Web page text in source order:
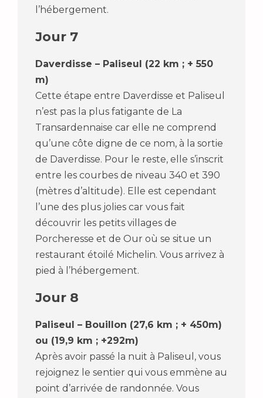
l’hébergement.
Jour 7
Daverdisse – Paliseul (22 km ; + 550
m)
Cette étape entre Daverdisse et Paliseul
n’est pas la plus fatigante de La
Transardennaise car elle ne comprend
qu’une côte digne de ce nom, à la sortie
de Daverdisse. Pour le reste, elle s’inscrit
entre les courbes de niveau 340 et 390
(mètres d’altitude). Elle est cependant
l’une des plus jolies car vous fait
découvrir les petits villages de
Porcheresse et de Our où se situe un
restaurant étoilé Michelin. Vous arrivez à
pied à l’hébergement.
Jour 8
Paliseul – Bouillon (27,6 km ; + 450m)
ou (19,9 km ; +292m)
Après avoir passé la nuit à Paliseul, vous
rejoignez le sentier qui vous emmène au
point d’arrivée de randonnée. Vous